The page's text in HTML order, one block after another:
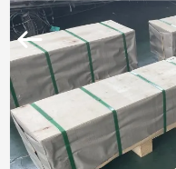
ΣΠΊΤΙ
ΠΡΟΪΌΝΤΑ
Special
Steel
Co.,
Ltd.
Rights
Reserved.